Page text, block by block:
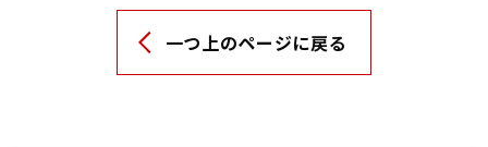
一つ上のページに戻る